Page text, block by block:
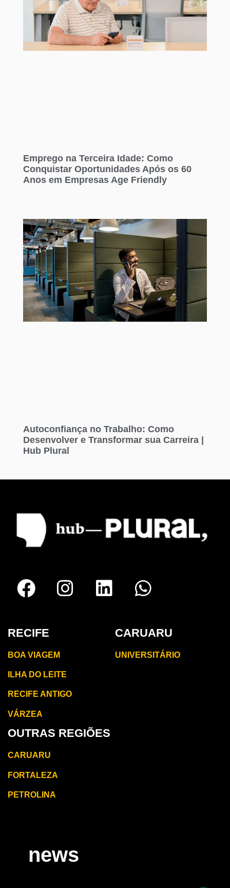
Emprego na Terceira Idade: Como
Conquistar Oportunidades Após os 60
Anos em Empresas Age Friendly
Autoconfiança no Trabalho: Como
Desenvolver e Transformar sua Carreira |
Hub Plural
RECIFE
BOA VIAGEM
ILHA DO LEITE
RECIFE ANTIGO
VÁRZEA
CARUARU
UNIVERSITÁRIO
OUTRAS REGIÕES
CARUARU
FORTALEZA
PETROLINA
news